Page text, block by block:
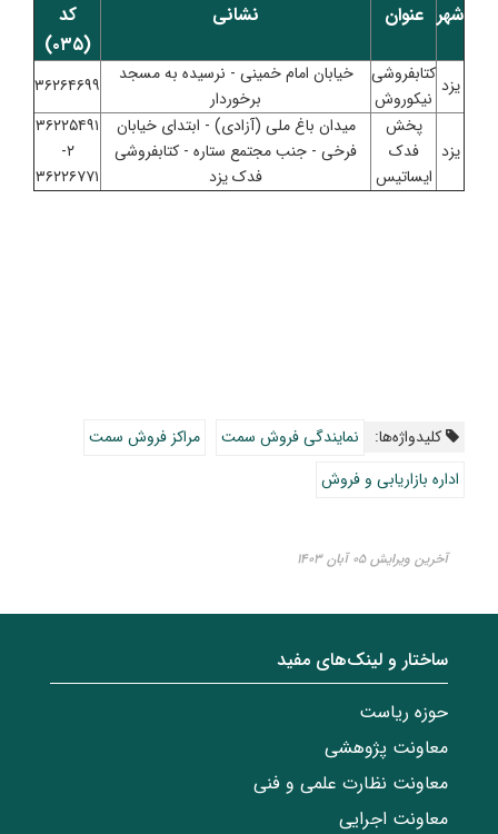
شهر عنوان نشانی
کد
(۰۳۵)
یزد کتابفروشی
نیکوروش
خیابان امام خمینی - نرسیده به مسجد
برخوردار
۳۶۲۶۴۶۹۹
یزد
پخش
فدک
ایساتیس
میدان باغ ملی (آزادی) - ابتدای خیابان
فرخی - جنب مجتمع ستاره - کتابفروشی
فدک یزد
۳۶۲۲۵۴۹۱
۲-
۳۶۲۲۶۷۷۱
کلیدواژه‌ها: نمایندگی فروش سمت
مراکز فروش سمت
اداره بازاریابی و فروش
آخرین ویرایش ۰۵ آبان ۱۴۰۳
ساختار‌‌ و‌‌ لینک‌های مفید
حوزه ریاست
معاونت پژوهشی
معاونت نظارت علمی و فنی
معاونت اجرایی